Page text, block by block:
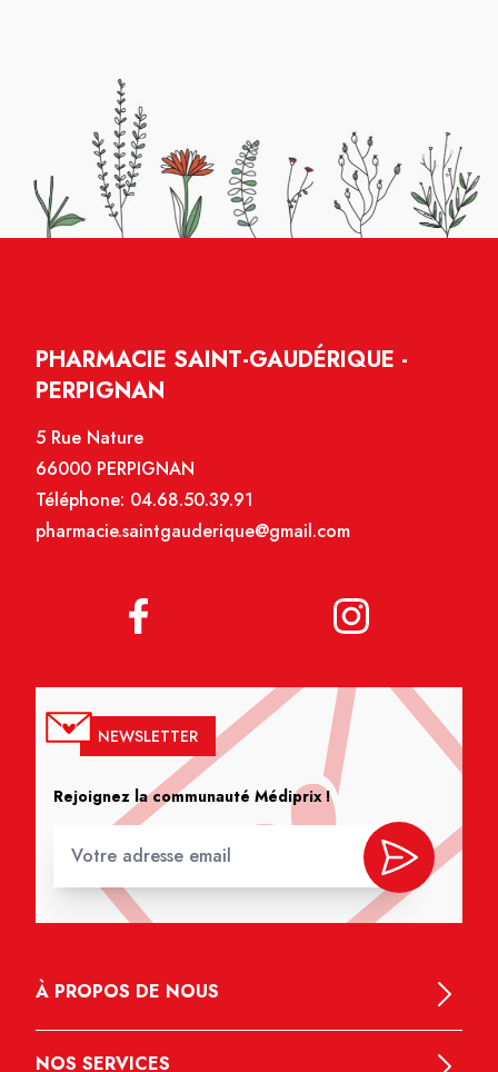
PHARMACIE SAINT-GAUDÉRIQUE -
PERPIGNAN
5 Rue Nature
66000 PERPIGNAN
Téléphone: 04.68.50.39.91
pharmacie.saintgauderique@gmail.com
NEWSLETTER
Rejoignez la communauté Médiprix !
À PROPOS DE NOUS
NOS SERVICES